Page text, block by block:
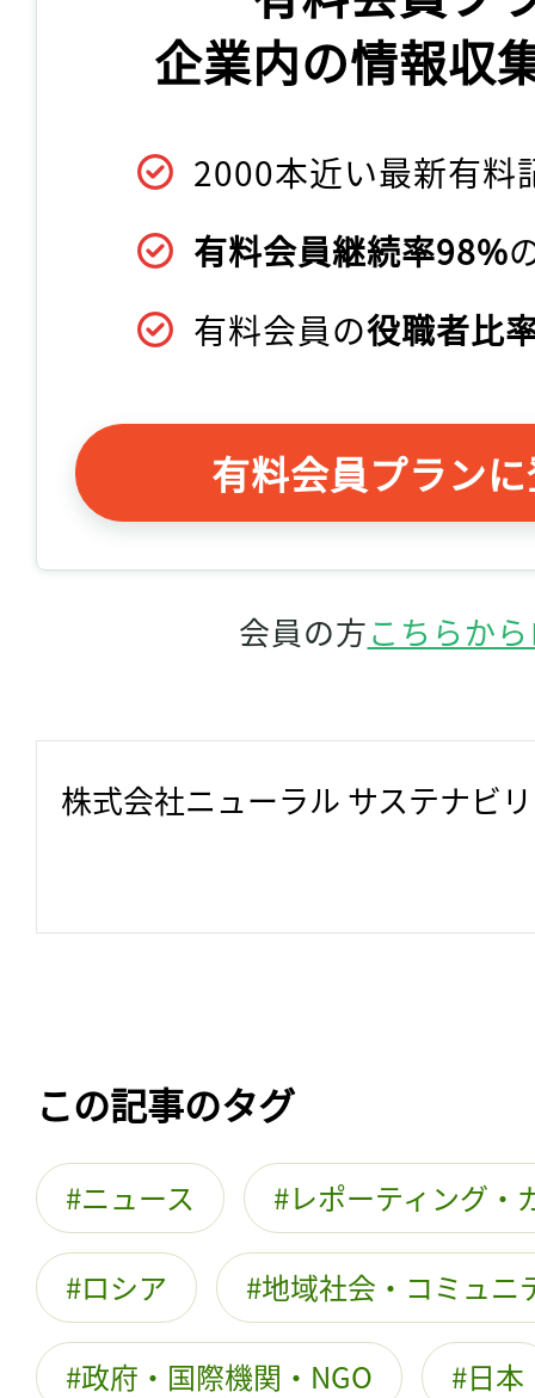
企業内の情報収
2000本近い最新有料
有料会員継続率98%
有料会員の役職者比
有料会員プラン
会員の方こちらか
株式会社ニューラル サステナビ
この記事のタグ
ニュース レポーティング・
ロシア 地域社会・コミュニ
政府・国際機関・NGO 日本